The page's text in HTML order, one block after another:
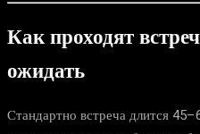
Как проходят
ожидать
Стандартно встреча длится